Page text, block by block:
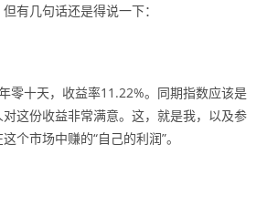
有几句话还是得说一下：
零十天，收益率11.22%。同期指数应该是
这份收益非常满意。这，就是我，以及参
个市场中赚的“自己的利润”。